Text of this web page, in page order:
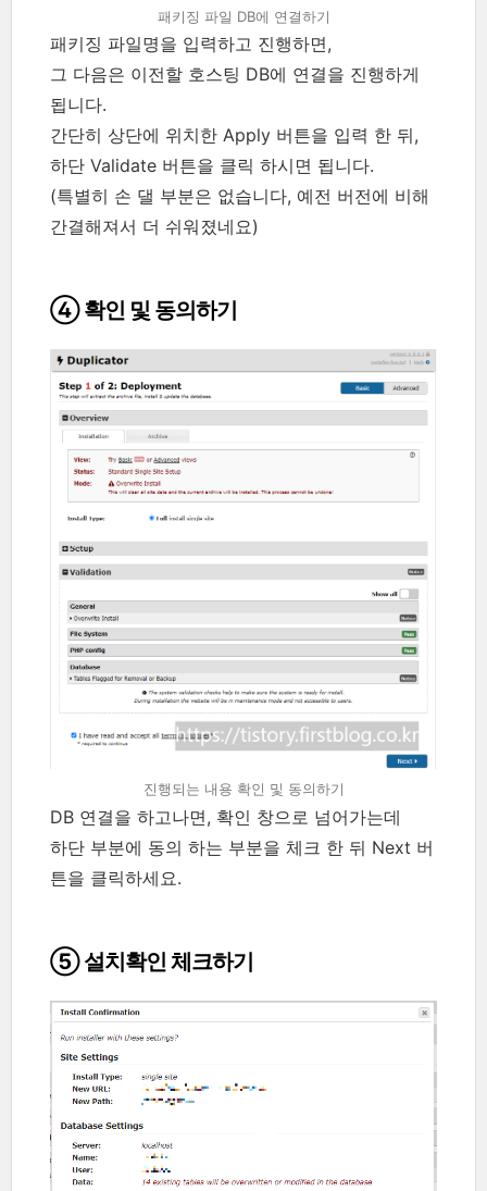
패키징 파일 DB에 연결하기
패키징 파일명을 입력하고 진행하면,
그 다음은 이전할 호스팅 DB에 연결을 진행하게
됩니다.
간단히 상단에 위치한 Apply 버튼을 입력 한 뒤,
하단 Validate 버튼을 클릭 하시면 됩니다.
(특별히 손 댈 부분은 없습니다, 예전 버전에 비해
간결해져서 더 쉬워졌네요)
④ 확인 및 동의하기
진행되는 내용 확인 및 동의하기
DB 연결을 하고나면, 확인 창으로 넘어가는데
하단 부분에 동의 하는 부분을 체크 한 뒤 Next 버
튼을 클릭하세요.
⑤ 설치확인 체크하기